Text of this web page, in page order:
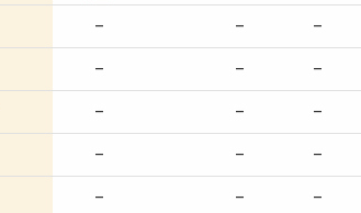
– – –
– – –
– – –
– – –
– – –